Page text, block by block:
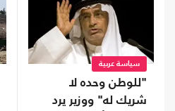
سياسة عربية
"للوطن وحده لا
شريك له" ووزير يرد